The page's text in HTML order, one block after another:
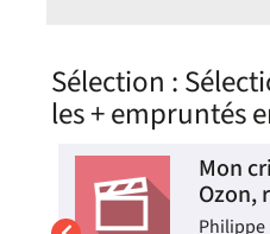
Sélection :
les + empruntés
Mon
Ozon,
Philippe